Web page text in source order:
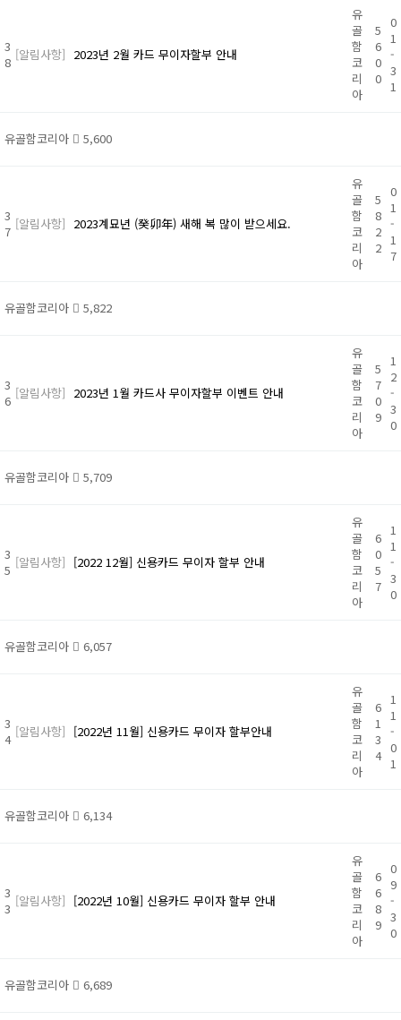
3
8 [알림사항] 2023년 2월 카드 무이자할부 안내
유
골
함
코
리
아
5
6
0
0
0
1
-
3
1
유골함코리아 5,600
3
7 [알림사항] 2023계묘년 (癸卯年) 새해 복 많이 받으세요.
유
골
함
코
리
아
5
8
2
2
0
1
-
1
7
유골함코리아 5,822
3
6 [알림사항] 2023년 1월 카드사 무이자할부 이벤트 안내
유
골
함
코
리
아
5
7
0
9
1
2
-
3
0
유골함코리아 5,709
3
5 [알림사항] [2022 12월] 신용카드 무이자 할부 안내
유
골
함
코
리
아
6
0
5
7
1
1
-
3
0
유골함코리아 6,057
3
4 [알림사항] [2022년 11월] 신용카드 무이자 할부안내
유
골
함
코
리
아
6
1
3
4
1
1
-
0
1
유골함코리아 6,134
3
3 [알림사항] [2022년 10월] 신용카드 무이자 할부 안내
유
골
함
코
리
아
6
6
8
9
0
9
-
3
0
유골함코리아 6,689